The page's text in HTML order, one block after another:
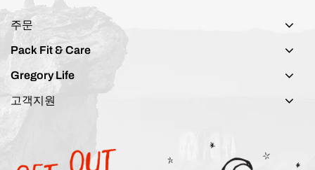
주문
Pack Fit & Care
Gregory Life
고객지원